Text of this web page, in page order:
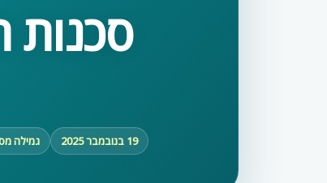
סכנות
19 בנובמבר 2025 גמילה